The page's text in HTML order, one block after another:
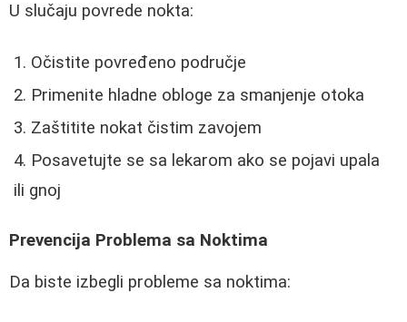
U slučaju povrede nokta:
Očistite povređeno područje
Primenite hladne obloge za smanjenje otoka
Zaštitite nokat čistim zavojem
Posavetujte se sa lekarom ako se pojavi upala
ili gnoj
Prevencija Problema sa Noktima
Da biste izbegli probleme sa noktima: